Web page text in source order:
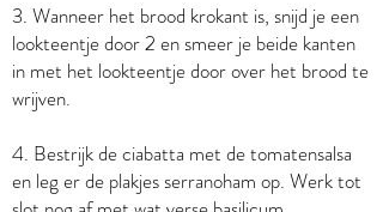
3. Wanneer het brood krokant is, snijd je een
lookteentje door 2 en smeer je beide kanten
in met het lookteentje door over het brood te
wrijven.
4. Bestrijk de ciabatta met de tomatensalsa
en leg er de plakjes serranoham op. Werk tot